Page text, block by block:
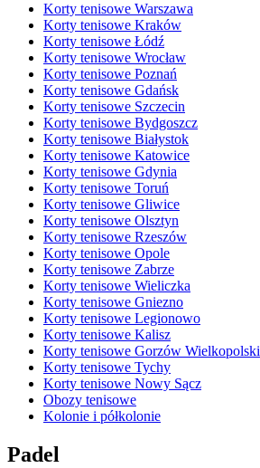
Korty tenisowe Warszawa
Korty tenisowe Kraków
Korty tenisowe Łódź
Korty tenisowe Wrocław
Korty tenisowe Poznań
Korty tenisowe Gdańsk
Korty tenisowe Szczecin
Korty tenisowe Bydgoszcz
Korty tenisowe Białystok
Korty tenisowe Katowice
Korty tenisowe Gdynia
Korty tenisowe Toruń
Korty tenisowe Gliwice
Korty tenisowe Olsztyn
Korty tenisowe Rzeszów
Korty tenisowe Opole
Korty tenisowe Zabrze
Korty tenisowe Wieliczka
Korty tenisowe Gniezno
Korty tenisowe Legionowo
Korty tenisowe Kalisz
Korty tenisowe Gorzów Wielkopolski
Korty tenisowe Tychy
Korty tenisowe Nowy Sącz
Obozy tenisowe
Kolonie i półkolonie
Padel